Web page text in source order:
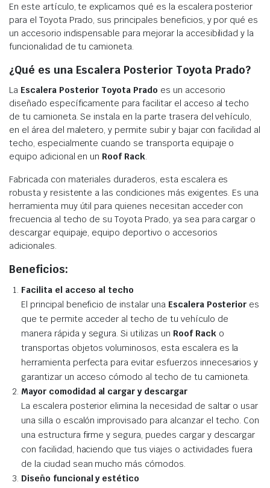
En este artículo, te explicamos qué es la escalera posterior
para el Toyota Prado, sus principales beneficios, y por qué es
un accesorio indispensable para mejorar la accesibilidad y la
funcionalidad de tu camioneta.
¿Qué es una Escalera Posterior Toyota Prado?
La Escalera Posterior Toyota Prado es un accesorio
diseñado específicamente para facilitar el acceso al techo
de tu camioneta. Se instala en la parte trasera del vehículo,
en el área del maletero, y permite subir y bajar con facilidad al
techo, especialmente cuando se transporta equipaje o
equipo adicional en un Roof Rack.
Fabricada con materiales duraderos, esta escalera es
robusta y resistente a las condiciones más exigentes. Es una
herramienta muy útil para quienes necesitan acceder con
frecuencia al techo de su Toyota Prado, ya sea para cargar o
descargar equipaje, equipo deportivo o accesorios
adicionales.
Beneficios:
Facilita el acceso al techo
El principal beneficio de instalar una Escalera Posterior es
que te permite acceder al techo de tu vehículo de
manera rápida y segura. Si utilizas un Roof Racko
transportas objetos voluminosos, esta escalera es la
herramienta perfecta para evitar esfuerzos innecesarios y
garantizar un acceso cómodo al techo de tu camioneta.
Mayor comodidad al cargar y descargar
La escalera posterior elimina la necesidad de saltar o usar
una silla o escalón improvisado para alcanzar el techo. Con
una estructura firme y segura, puedes cargar y descargar
con facilidad, haciendo que tus viajes o actividades fuera
de la ciudad sean mucho más cómodos.
Diseño funcional y estético